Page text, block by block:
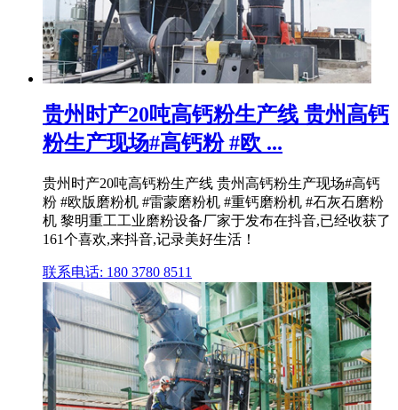
贵州时产20吨高钙粉生产线 贵州高钙
粉生产现场#高钙粉 #欧 ...
贵州时产20吨高钙粉生产线 贵州高钙粉生产现场#高钙
粉 #欧版磨粉机 #雷蒙磨粉机 #重钙磨粉机 #石灰石磨粉
机 黎明重工工业磨粉设备厂家于发布在抖音,已经收获了
161个喜欢,来抖音,记录美好生活！
联系电话: 180 3780 8511